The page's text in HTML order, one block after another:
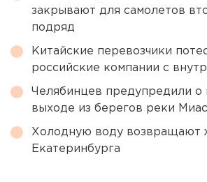
закрывают для самолетов
подряд
Китайские перевозчики
российские компании с
Челябинцев предупредили о
выходе из берегов реки
Холодную воду возвращают
Екатеринбурга